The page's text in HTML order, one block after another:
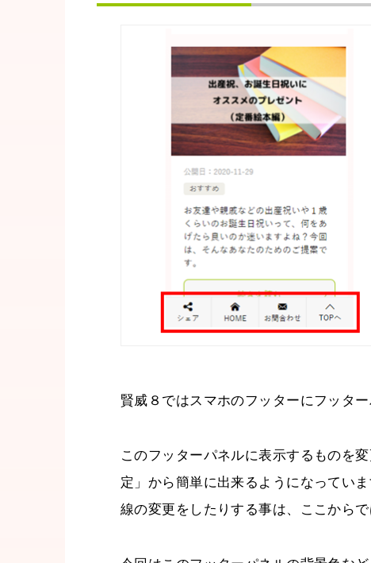
賢威８ではスマホのフッターにフッタ
このフッターパネルに表示するものを
定」から簡単に出来るようになってい
線の変更をしたりする事は、ここからで